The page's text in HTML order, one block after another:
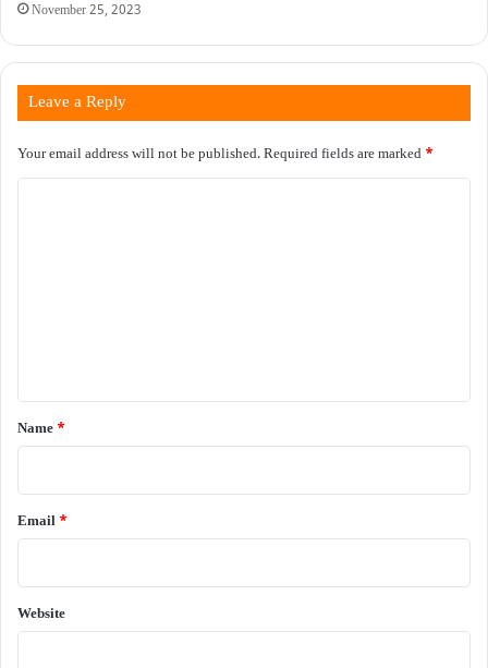
November 25, 2023
Leave a Reply
Your email address will not be published.Required fields are marked *
*
Name *
Email *
Website